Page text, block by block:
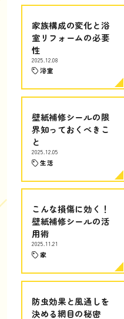
家族構成の変化と浴
室リフォームの必要
性
2025.12.08
浴室
壁紙補修シールの限
界知っておくべきこ
と
2025.12.05
生活
こんな損傷に効く！
壁紙補修シールの活
用術
2025.11.21
家
防虫効果と風通しを
決める網目の秘密